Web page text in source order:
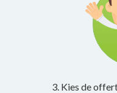
3. Kies de